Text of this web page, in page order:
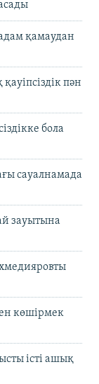
қамаудан
пән
бола
сауалнамада
зауытына
көшірмек
істі ашық